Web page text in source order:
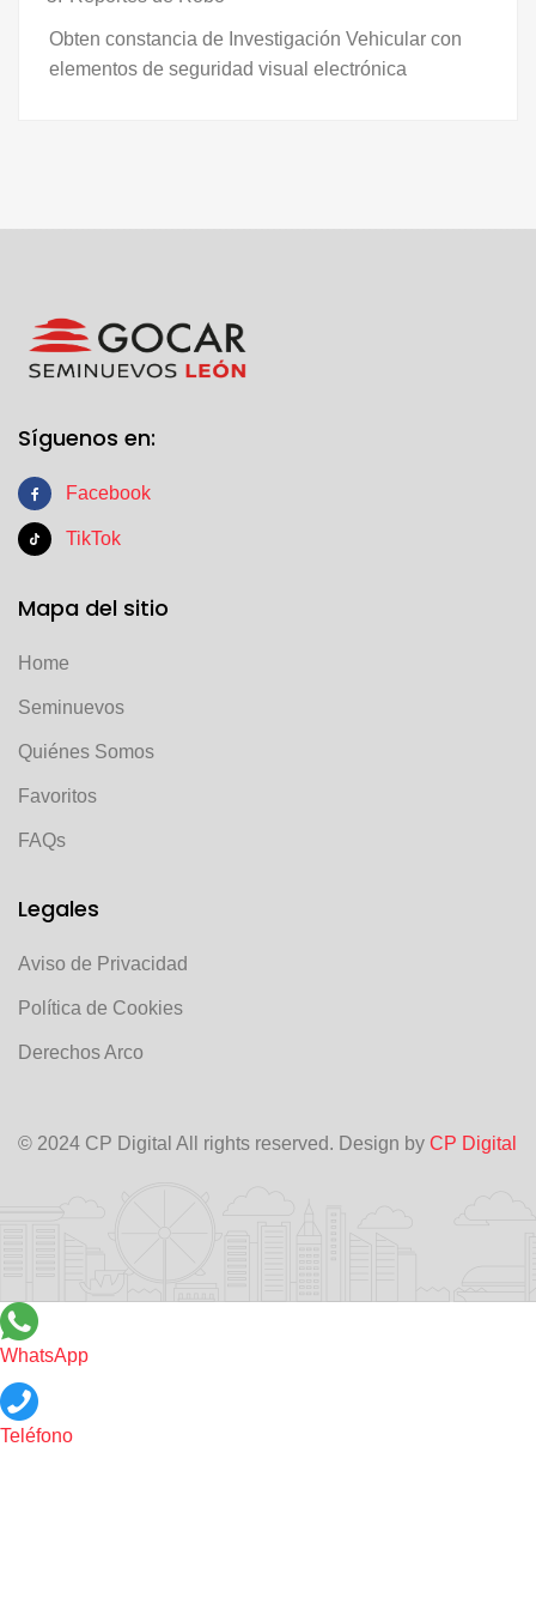
Obten constancia de Investigación Vehicular con
elementos de seguridad visual electrónica
Síguenos en:
Facebook
TikTok
Mapa del sitio
Home
Seminuevos
Quiénes Somos
Favoritos
FAQs
Legales
Aviso de Privacidad
Política de Cookies
Derechos Arco
© 2024 CP Digital All rights reserved. Design by CP Digital
WhatsApp
Teléfono